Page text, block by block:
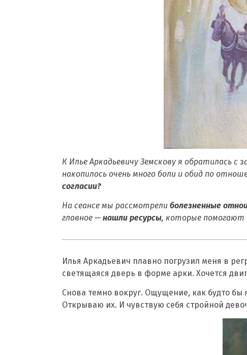
К Илье Аркадьевичу Земскову я обратилась
накопилось очень много боли и обид по
согласии?
На сеансе мы рассмотрели болезненные
главное — нашли ресурсы, которые помогают
Илья Аркадьевич плавно погрузил меня в
светящаяся дверь в форме арки. Хочется
Снова темно вокруг. Ощущение, как будто
Открываю их. И чувствую себя стройной